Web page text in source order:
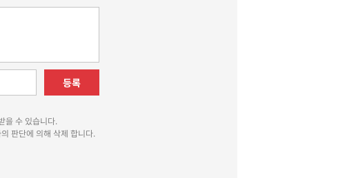
등록
을 수 있습니다.
판단에 의해 삭제 합니다.